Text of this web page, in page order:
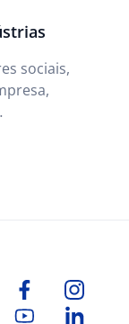
sociais,
vez